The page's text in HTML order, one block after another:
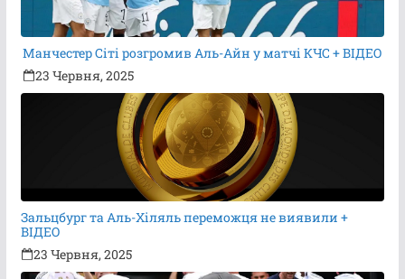
Манчестер Сіті розгромив Аль-Айн у матчі КЧС + ВІДЕО
23 Червня, 2025
Зальцбург та Аль-Хіляль переможця не виявили +
ВІДЕО
23 Червня, 2025